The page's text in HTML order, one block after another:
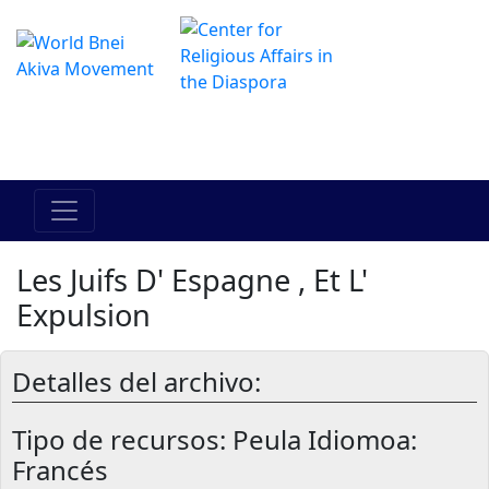
Les Juifs D' Espagne , Et L'
Expulsion
Detalles del archivo:
Tipo de recursos: Peula Idiomoa:
Francés